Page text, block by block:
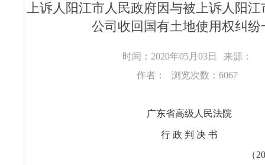
上诉人阳江市人民政府因与被上诉人阳
公司收回国有土地使用权纠纷
时间：2020年05月03日
来源：
作者：
浏览次数：6067
广东省高级人民法院
行 政 判 决 书
（